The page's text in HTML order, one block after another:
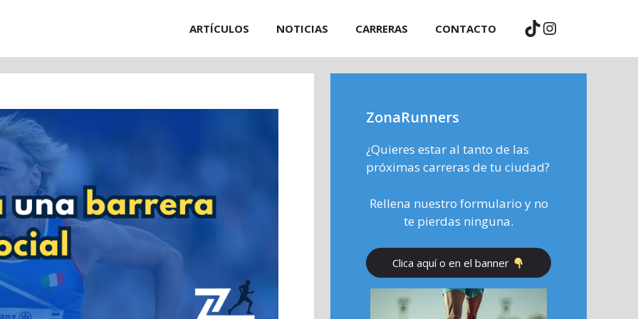
ARTÍCULOS NOTICIAS CARRERAS CONTACTO TikTok
Instagram
ZonaRunners
¿Quieres estar al tanto de las
próximas carreras de tu ciudad?
Rellena nuestro formulario y no
te pierdas ninguna.
Clica aquí o en el banner